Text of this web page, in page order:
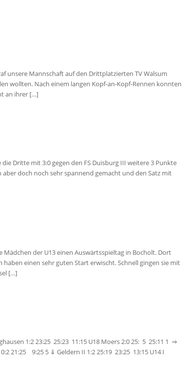
unsere Mannschaft auf den Drittplatzierten TV Walsum
wollten. Nach einem langen Kopf-an-Kopf-Rennen konnten
an ihrer […]
Dritte mit 3:0 gegen den FS Duisburg III weitere 3 Punkte
doch noch sehr spannend gemacht und den Satz mit
der U13 einen Auswärtsspieltag in Bocholt. Dort
haben einen sehr guten Start erwischt. Schnell gingen sie mit
[…]
1:2 23:25 25:23 11:15 U18 Moers 2:0 25: 5 25:11 1 ⇒
21:25 9:25 5 ⇓ Geldern II 1:2 25:19 23:25 13:15 U14 I